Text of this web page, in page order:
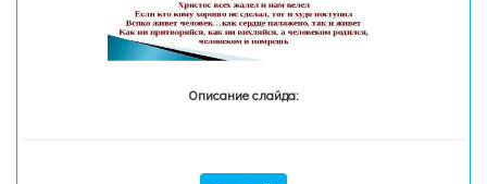
Описание слайда: